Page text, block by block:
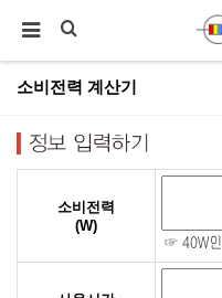
소비전력 계산기
소비전력
(W)